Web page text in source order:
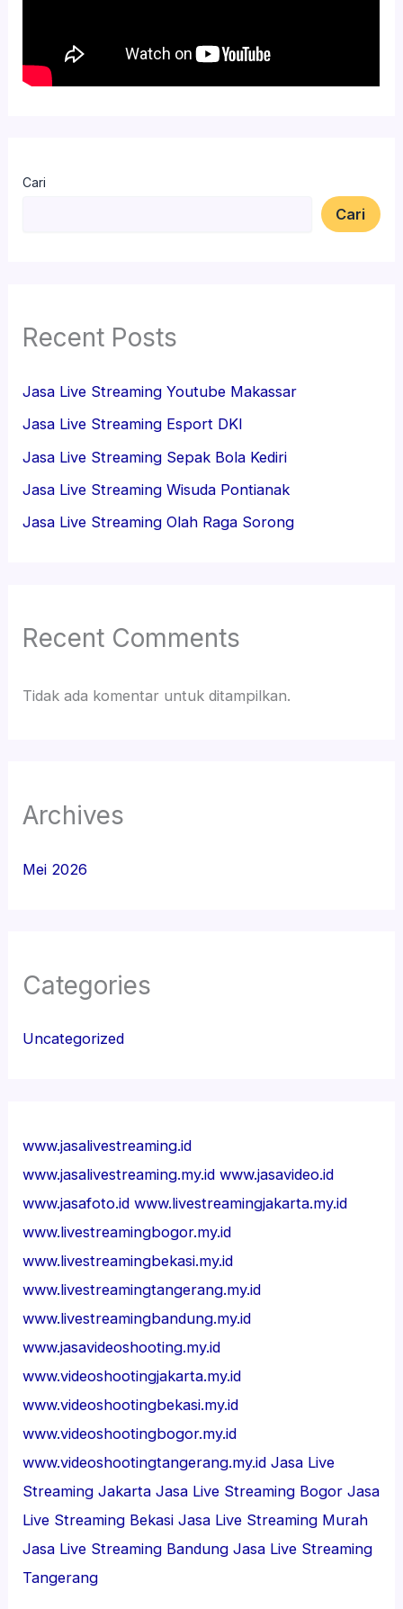
Cari
Cari
Recent Posts
Jasa Live Streaming Youtube Makassar
Jasa Live Streaming Esport DKI
Jasa Live Streaming Sepak Bola Kediri
Jasa Live Streaming Wisuda Pontianak
Jasa Live Streaming Olah Raga Sorong
Recent Comments
Tidak ada komentar untuk ditampilkan.
Archives
Mei 2026
Categories
Uncategorized
www.jasalivestreaming.id
www.jasalivestreaming.my.id www.jasavideo.id
www.jasafoto.id www.livestreamingjakarta.my.id
www.livestreamingbogor.my.id
www.livestreamingbekasi.my.id
www.livestreamingtangerang.my.id
www.livestreamingbandung.my.id
www.jasavideoshooting.my.id
www.videoshootingjakarta.my.id
www.videoshootingbekasi.my.id
www.videoshootingbogor.my.id
www.videoshootingtangerang.my.id Jasa Live
Streaming Jakarta Jasa Live Streaming Bogor Jasa
Live Streaming Bekasi Jasa Live Streaming Murah
Jasa Live Streaming Bandung Jasa Live Streaming
Tangerang